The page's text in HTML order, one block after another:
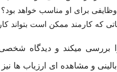
برای او مناسب خواهد بود؟
که کارمند ممکن است بتواند
میکند و دیدگاه
و مشاهده ای ارزیاب ها